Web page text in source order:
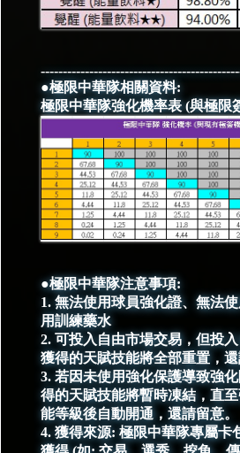
●極限中華隊相關資料:
極限中華隊強化機率表 (與極限
●極限中華隊注意事項:
1. 無法使用球員強化證、無法
用訓練藥水
2. 可投入自由市場交易，但投
獲得的天賦技能將全部重置，還
3. 若因未使用強化保護導致強
得的天賦技能將暫時凍結，直
能等級後自動開通，還請留意。
4. 獲得來源: 極限中華隊專屬卡